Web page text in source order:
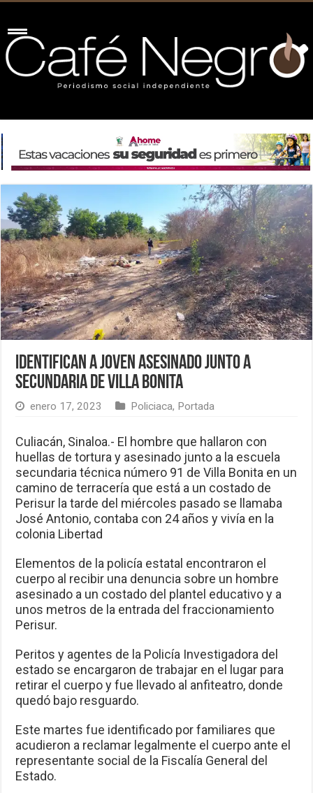
Identifican a joven asesinado junto a
secundaria de Villa Bonita
enero 17, 2023 Policiaca, Portada
Culiacán, Sinaloa.- El hombre que hallaron con
huellas de tortura y asesinado junto a la escuela
secundaria técnica número 91 de Villa Bonita en un
camino de terracería que está a un costado de
Perisur la tarde del miércoles pasado se llamaba
José Antonio, contaba con 24 años y vivía en la
colonia Libertad
Elementos de la policía estatal encontraron el
cuerpo al recibir una denuncia sobre un hombre
asesinado a un costado del plantel educativo y a
unos metros de la entrada del fraccionamiento
Perisur.
Peritos y agentes de la Policía Investigadora del
estado se encargaron de trabajar en el lugar para
retirar el cuerpo y fue llevado al anfiteatro, donde
quedó bajo resguardo.
Este martes fue identificado por familiares que
acudieron a reclamar legalmente el cuerpo ante el
representante social de la Fiscalía General del
Estado.